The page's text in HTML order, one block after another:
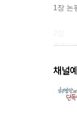
1장 논
투자자
주식
채널